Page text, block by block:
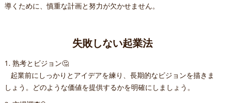
導くために、慎重な計画と努力が欠かせません。
失敗しない起業法
1. 熟考とビジョン🤔
起業前にしっかりとアイデアを練り、長期的なビジョンを描きま
しょう。どのような価値を提供するかを明確にしましょう。